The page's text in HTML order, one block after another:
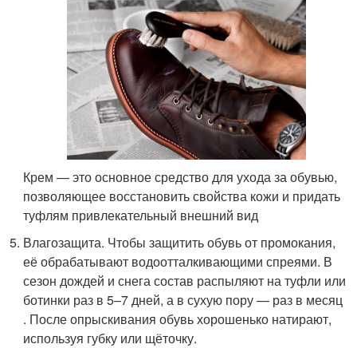
Крем — это основное средство для ухода за обувью,
позволяющее восстановить свойства кожи и придать
туфлям привлекательный внешний вид
Влагозащита. Чтобы защитить обувь от промокания,
её обрабатывают водоотталкивающими спреями. В
сезон дождей и снега состав распыляют на туфли или
ботинки раз в 5–7 дней, а в сухую пору — раз в месяц
. После опрыскивания обувь хорошенько натирают,
используя губку или щёточку.